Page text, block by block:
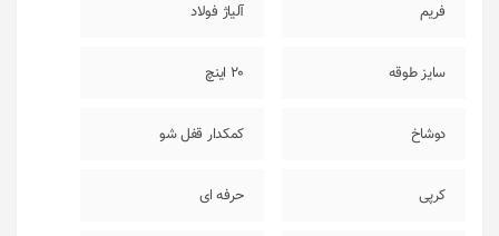
فریم آلیاژ فولاد
سایز طوقه 20 اینچ
دوشاخ کمکدار قفل شو
کرپی حرفه ای